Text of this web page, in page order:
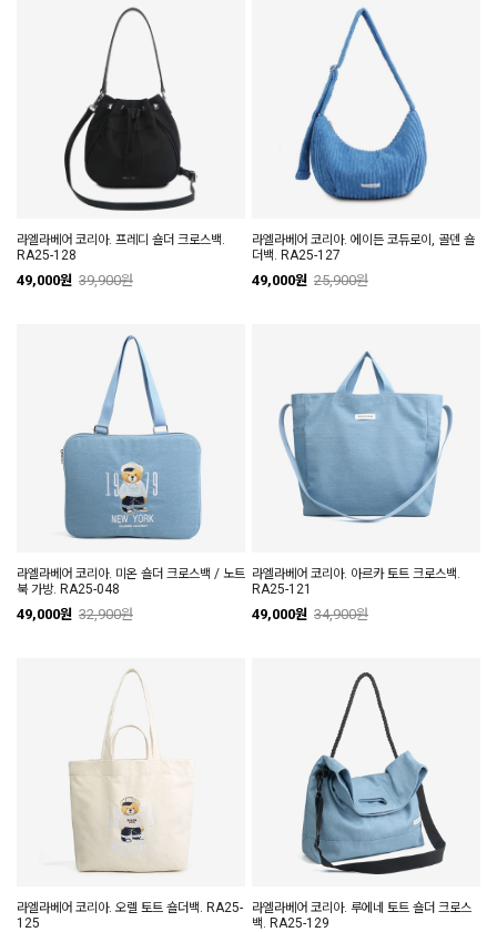
라엘라베어 코리아. 프레디 숄더 크로스백.
RA25-128
49,000원 39,900원
라엘라베어 코리아. 에이든 코듀로이, 골덴 숄
더백. RA25-127
49,000원 25,900원
라엘라베어 코리아. 미온 숄더 크로스백 / 노트
북 가방. RA25-048
49,000원 32,900원
라엘라베어 코리아. 아르카 토트 크로스백.
RA25-121
49,000원 34,900원
라엘라베어 코리아. 오렐 토트 숄더백. RA25-
125
라엘라베어 코리아. 루에네 토트 숄더 크로스
백. RA25-129